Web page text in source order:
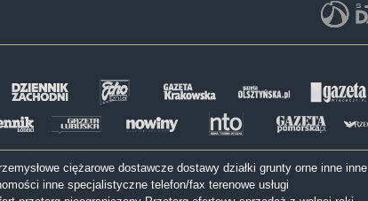
ciężarowe dostawcze dostawy działki grunty orne inne inne
inne specjalistyczne telefon/fax terenowe usługi